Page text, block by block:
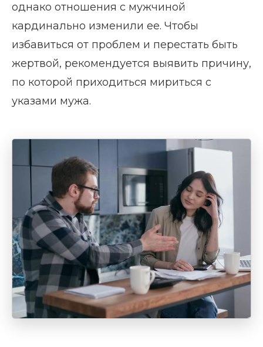
однако отношения с мужчиной
кардинально изменили ее. Чтобы
избавиться от проблем и перестать быть
жертвой, рекомендуется выявить причину,
по которой приходиться мириться с
указами мужа.